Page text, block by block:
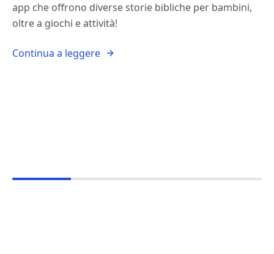
app che offrono diverse storie bibliche per bambini,
oltre a giochi e attività!
Continua a leggere